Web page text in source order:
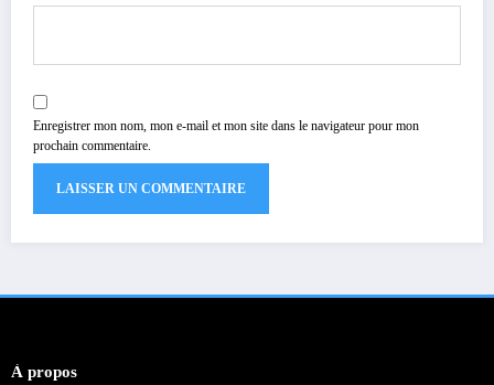
Enregistrer mon nom, mon e-mail et mon site dans le navigateur pour mon
prochain commentaire.
À propos